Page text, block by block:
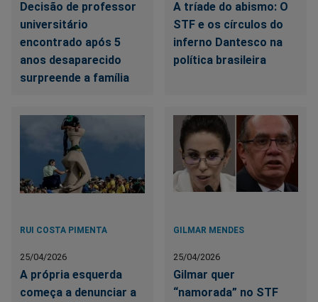
Decisão de professor
universitário
encontrado após 5
anos desaparecido
surpreende a família
A tríade do abismo: O
STF e os círculos do
inferno Dantesco na
política brasileira
RUI COSTA PIMENTA
25/04/2026
A própria esquerda
começa a denunciar a
GILMAR MENDES
25/04/2026
Gilmar quer
“namorada” no STF